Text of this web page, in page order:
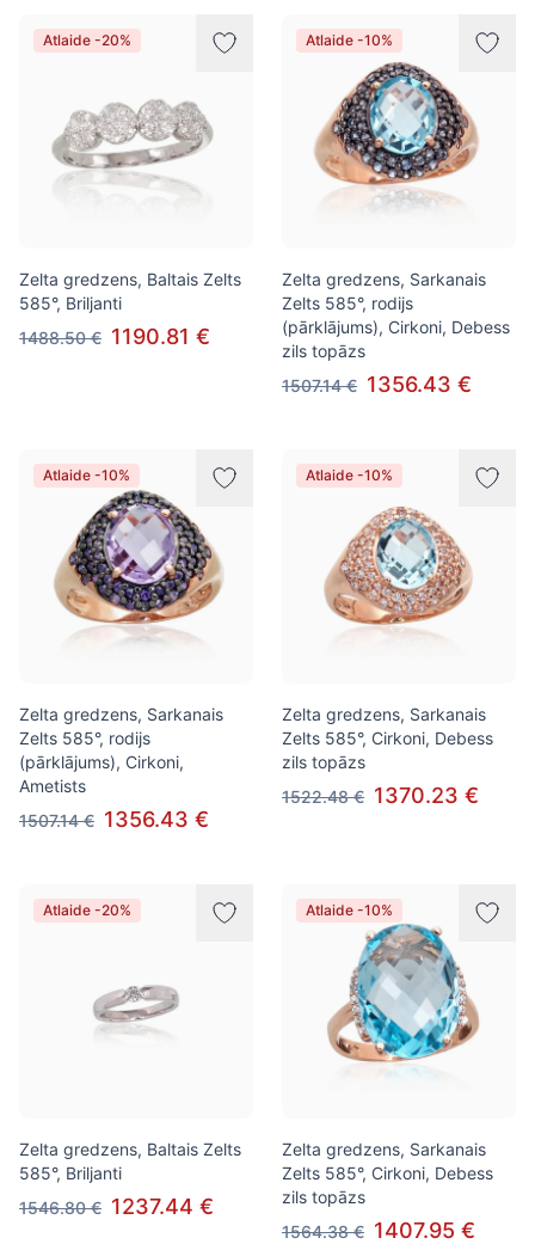
Atlaide -20%
Zelta gredzens, Baltais Zelts
585°, Briljanti
1488.50 € 1190.81 €
Atlaide -10%
Zelta gredzens, Sarkanais
Zelts 585°, rodijs
(pārklājums), Cirkoni, Debess
zils topāzs
1507.14 € 1356.43 €
Atlaide -10%
Zelta gredzens, Sarkanais
Zelts 585°, rodijs
(pārklājums), Cirkoni,
Ametists
1507.14 € 1356.43 €
Atlaide -10%
Zelta gredzens, Sarkanais
Zelts 585°, Cirkoni, Debess
zils topāzs
1522.48 € 1370.23 €
Atlaide -20%
Zelta gredzens, Baltais Zelts
585°, Briljanti
1546.80 € 1237.44 €
Atlaide -10%
Zelta gredzens, Sarkanais
Zelts 585°, Cirkoni, Debess
zils topāzs
1564.38 € 1407.95 €